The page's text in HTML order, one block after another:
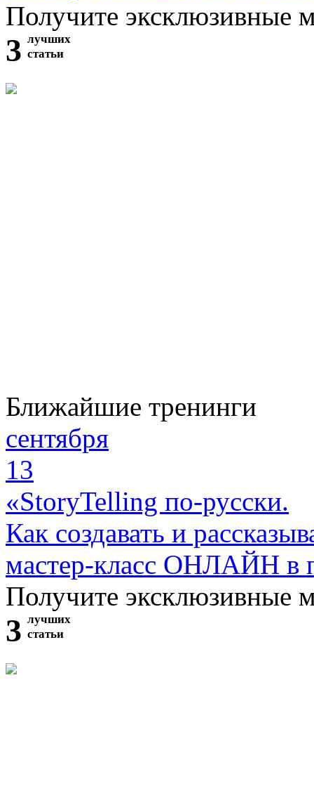
Получите эксклюзивные
3 лучших
статьи
Ближайшие тренинги
сентября
13
«StoryTelling по-русски.
Как создавать и
мастер-класс ОНЛАЙН в
Получите эксклюзивные
3 лучших
статьи